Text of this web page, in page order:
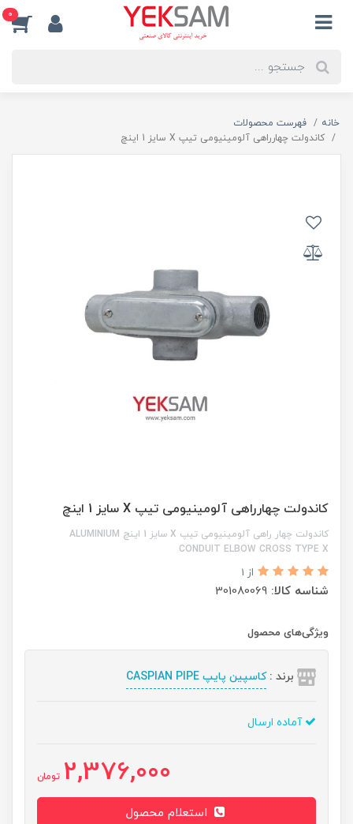
0
خانه
فهرست محصولات
کاندولت چهارراهی آلومینیومی تیپ X سایز 1 اینچ
کاندولت چهارراهی آلومینیومی تیپ X سایز 1 اینچ
کاندولت چهار راهی آلومینیومی تیپ X سایز 1 اینچ ALUMINIUM
CONDUIT ELBOW CROSS TYPE X
از 1
شناسه کالا: 301080069
ویژگی‌های محصول
برند :کاسپین پایپ CASPIAN PIPE
آماده ارسال
2,376,000 تومان